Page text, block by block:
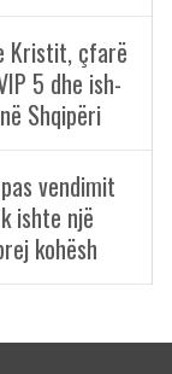
Kristit, çfarë
5 dhe ish-
Shqipëri
vendimit
ishte një
kohësh